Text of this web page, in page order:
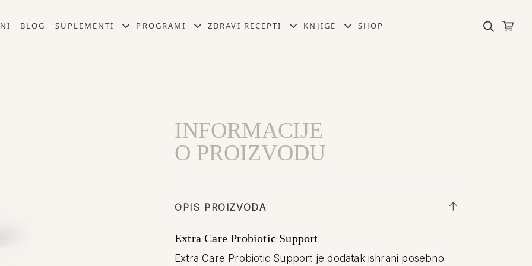
BLOG SUPLEMENTI PROGRAMI ZDRAVI RECEPTI KNJIGE SHOP
INFORMACIJE
O PROIZVODU
OPIS PROIZVODA
Extra Care Probiotic Support
Extra Care Probiotic Support je dodatak ishrani posebno